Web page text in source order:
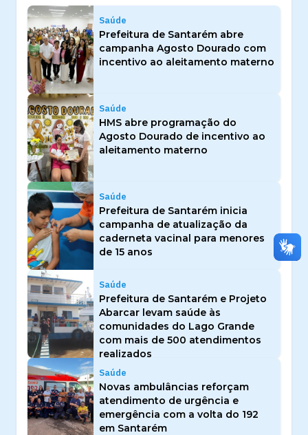
Saúde
Prefeitura de Santarém abre
campanha Agosto Dourado com
incentivo ao aleitamento materno
Saúde
HMS abre programação do
Agosto Dourado de incentivo ao
aleitamento materno
Saúde
Prefeitura de Santarém inicia
campanha de atualização da
caderneta vacinal para menores
de 15 anos
Saúde
Prefeitura de Santarém e Projeto
Abarcar levam saúde às
comunidades do Lago Grande
com mais de 500 atendimentos
realizados
Saúde
Novas ambulâncias reforçam
atendimento de urgência e
emergência com a volta do 192
em Santarém